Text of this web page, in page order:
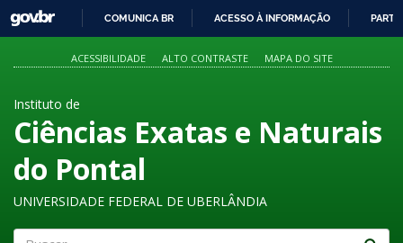
PARA
O
GOVBR
COMUNICA BR ACESSO À INFORMAÇÃO
ACESSIBILIDADE ALTO CONTRASTE MAPA DO SITE
Instituto de
Ciências Exatas e Naturais
do Pontal
UNIVERSIDADE FEDERAL DE UBERLÂNDIA